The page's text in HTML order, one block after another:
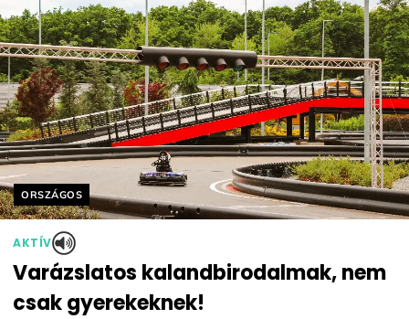
Helyszín címkék:
ORSZÁGOS
AKTÍV
Varázslatos kalandbirodalmak, nem
csak gyerekeknek!